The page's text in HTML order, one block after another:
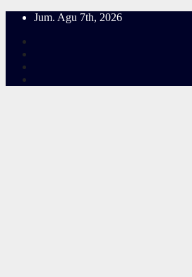
Skip
content
Jum. Agu 7th, 2026